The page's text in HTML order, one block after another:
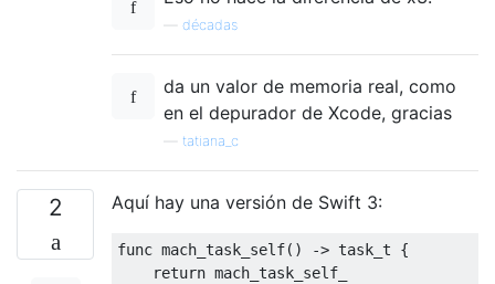
décadas
da un valor de memoria real, como
en el depurador de Xcode, gracias
tatiana_c
2 Aquí hay una versión de Swift 3:
func mach_task_self() -> task_t
{
return